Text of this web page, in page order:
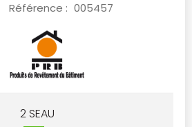
Référence : 005457
2 SEAU